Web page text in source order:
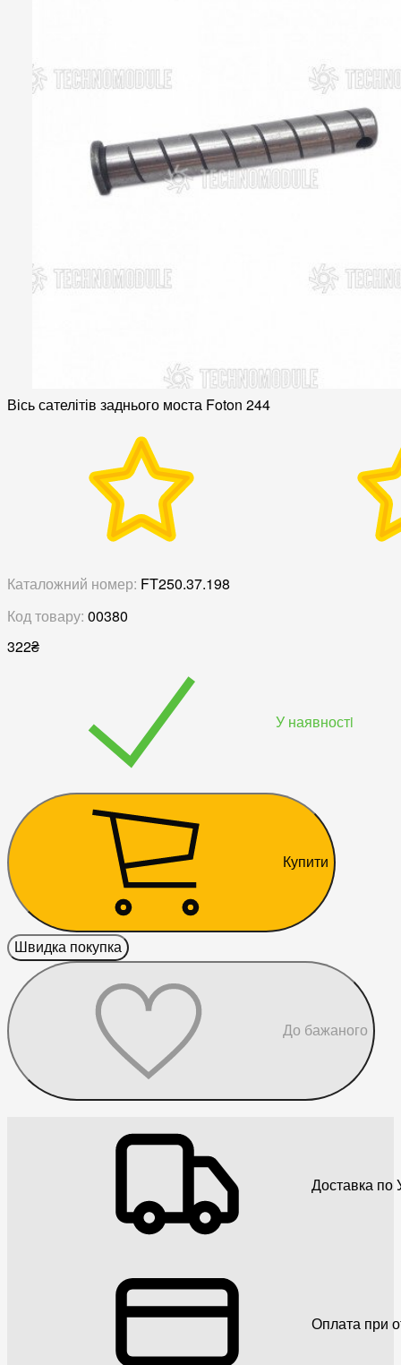
Вісь сателітів заднього моста Foton 244
Каталожний номер: FT250.37.198
Код товару: 00380
322₴
У наявностi
Купити
Швидка покупка
До бажаного
Доставка по
Оплата при